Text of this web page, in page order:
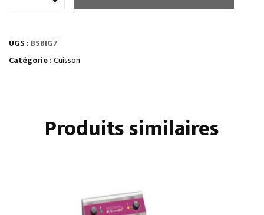
GAZ
50
UGS : BS8IG7
Catégorie :Cuisson
Produits similaires